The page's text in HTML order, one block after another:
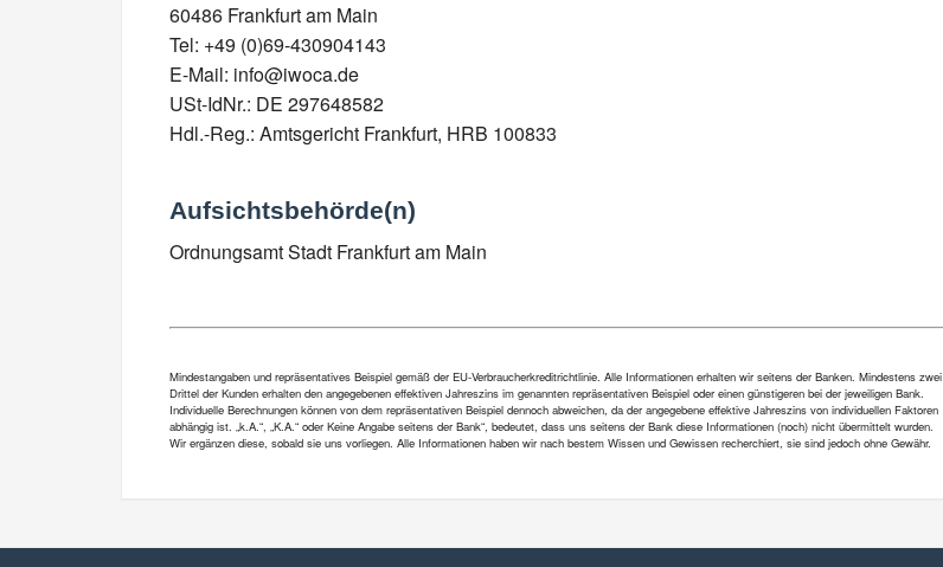
60486 Frankfurt am Main
Tel: +49 (0)69-430904143
E-Mail: info@iwoca.de
USt-IdNr.: DE 297648582
Hdl.-Reg.: Amtsgericht Frankfurt, HRB 100833
Aufsichtsbehörde(n)
Ordnungsamt Stadt Frankfurt am Main
Mindestangaben und repräsentatives Beispiel gemäß der EU-Verbraucherkreditrichtlinie. Alle Informationen erhalten wir seitens der Banken. Mindestens zwei
Drittel der Kunden erhalten den angegebenen effektiven Jahreszins im genannten repräsentativen Beispiel oder einen günstigeren bei der jeweiligen Bank.
Individuelle Berechnungen können von dem repräsentativen Beispiel dennoch abweichen, da der angegebene effektive Jahreszins von individuellen Faktoren
abhängig ist. „k.A.“, „K.A.“ oder Keine Angabe seitens der Bank“, bedeutet, dass uns seitens der Bank diese Informationen (noch) nicht übermittelt wurden.
Wir ergänzen diese, sobald sie uns vorliegen. Alle Informationen haben wir nach bestem Wissen und Gewissen recherchiert, sie sind jedoch ohne Gewähr.